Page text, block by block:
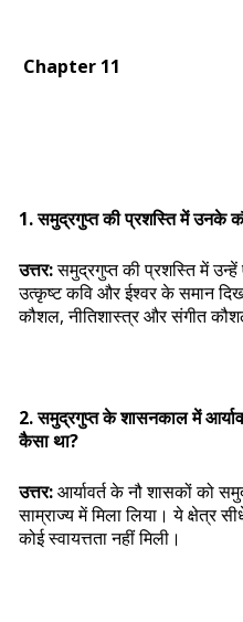
Chapter 11
इमारतें, चित्र
1. समुद्रगुप्त की प्रशस्ति में उनके
उत्तर:समुद्रगुप्त की प्रशस्ति में उन्हें
उत्कृष्ट कवि और ईश्वर के समान
कौशल, नीतिशास्त्र और संगीत
2. समुद्रगुप्त के शासनकाल में
कैसा था?
उत्तर:आर्यावर्त के नौ शासकों को
साम्राज्य में मिला लिया। ये क्षेत्र
कोई स्वायत्तता नहीं मिली।